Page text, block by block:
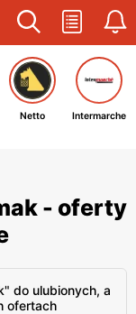
Netto Intermarche
- oferty
do ulubionych, a
ofertach